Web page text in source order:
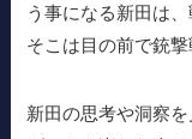
う事になる新田は
そこは目の前で銃
新田の思考や洞察